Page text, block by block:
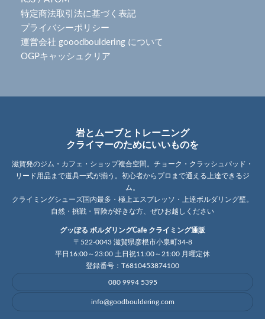
特定商法取引法に基づく表記
プライバシーポリシー
運営会社 gooodbouldering について
OGPキャッシュクリア
岩とムーブとトレーニング
クライマーのためにいいものを
滋賀発のジム・カフェ・ショップ複合空間。チョーク・クラッシュパッド・
リード用品まで道具一式が揃う。初心者からプロまで通える上達できるジ
ム。
クライミングシューズ国内最多・極上エスプレッソ・上達ボルダリング壁。
自然・挑戦・冒険が好きな方、ぜひお越しください
グッぼる ボルダリングCafe クライミング通販
〒522-0043 滋賀県彦根市小泉町34-8
平日16:00～23:00 土日祝11:00～21:00 月曜定休
登録番号：T6810453874100
080 9994 5395
info@goodbouldering.com